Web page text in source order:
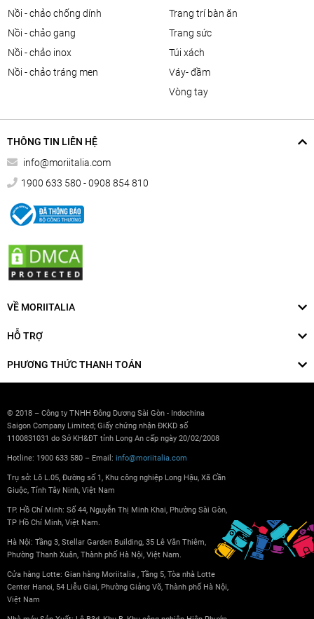
nồi - chảo chống dính
nồi - chảo gang
nồi - chảo inox
nồi - chảo tráng men
trang trí bàn ăn
trang sức
túi xách
váy- đầm
vòng tay
THÔNG TIN LIÊN HỆ
info@moriitalia.com
1900 633 580 - 0908 854 810
VỀ MORIITALIA
HỖ TRỢ
PHƯƠNG THỨC THANH TOÁN
© 2018 – Công ty TNHH Đông Dương Sài Gòn - Indochina
Saigon Company Limited; Giấy chứng nhận ĐKKD số
1100831031 do Sở KH&ĐT tỉnh Long An cấp ngày 20/02/2008
Hotline: 1900 633 580 – Email: info@moriitalia.com
Trụ sở: Lô L.05, Đường số 1, Khu công nghiệp Long Hậu, Xã Cần
Giuộc, Tỉnh Tây Ninh, Việt Nam
TP. Hồ Chí Minh: Số 44, Nguyễn Thị Minh Khai, Phường Sài Gòn,
TP Hồ Chí Minh, Việt Nam.
Hà Nội: Tầng 3, Stellar Garden Building, 35 Lê Văn Thiêm,
Phường Thanh Xuân, Thành phố Hà Nội, Việt Nam.
Cửa hàng Lotte: Gian hàng Moriitalia , Tầng 5, Tòa nhà Lotte
Center Hanoi, 54 Liễu Giai, Phường Giảng Võ, Thành phố Hà Nội,
Việt Nam